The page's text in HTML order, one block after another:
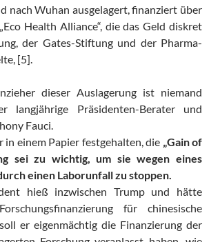
nach Wuhan ausgelagert, finanziert über
Health Alliance“, die das Geld diskret
der Gates-Stiftung und der Pharma-
[5].
dieser Auslagerung ist niemand
Präsidenten-Berater und
Fauci.
in einem Papier festgehalten, die „Gain of
sei zu wichtig, um sie wegen eines
einen Laborunfall zu stoppen.
hieß inzwischen Trump und hätte
für chinesische
er eigenmächtig die Finanzierung der